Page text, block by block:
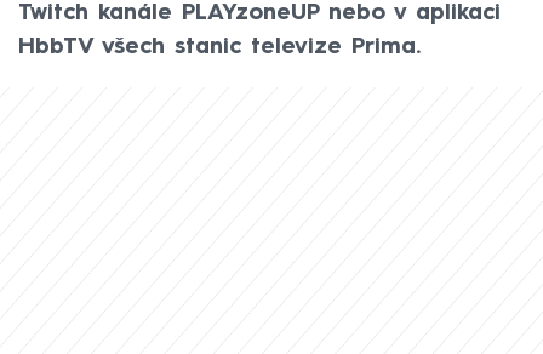
Twitch kanále PLAYzoneUP nebo v aplikaci
HbbTV všech stanic televize Prima.